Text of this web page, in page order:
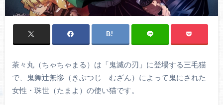
茶々丸（ちゃちゃまる）は「鬼滅の刃」に登場する三毛猫
で、鬼舞辻無惨（きぶつじ むざん）によって鬼にされた
女性・珠世（たまよ）の使い猫です。